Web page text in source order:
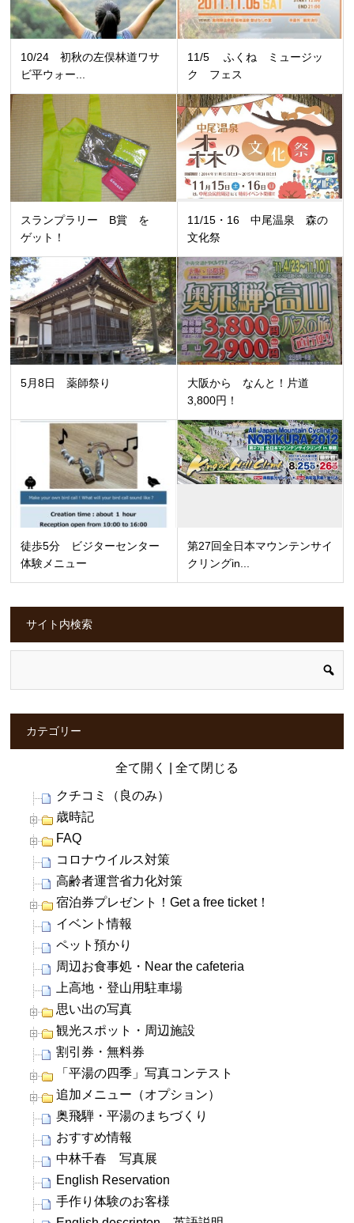
10/24 初秋の左俣林道ワサ
ビ平ウォー...
11/5 ふくね ミュージッ
ク フェス
スランプラリー B賞 を
ゲット！
11/15・16 中尾温泉 森の
文化祭
5月8日 薬師祭り
大阪から なんと！片道
3,800円！
徒歩5分 ビジターセンター
体験メニュー
第27回全日本マウンテンサイ
クリングin...
サイト内検索
カテゴリー
全て開く 全て閉じる
クチコミ（良のみ）
歳時記
FAQ
コロナウイルス対策
高齢者運営省力化対策
宿泊券プレゼント！Get a free ticket！
イベント情報
ペット預かり
周辺お食事処・Near the cafeteria
上高地・登山用駐車場
思い出の写真
観光スポット・周辺施設
割引券・無料券
「平湯の四季」写真コンテスト
追加メニュー（オプション）
奥飛騨・平湯のまちづくり
おすすめ情報
中林千春 写真展
English Reservation
手作り体験のお客様